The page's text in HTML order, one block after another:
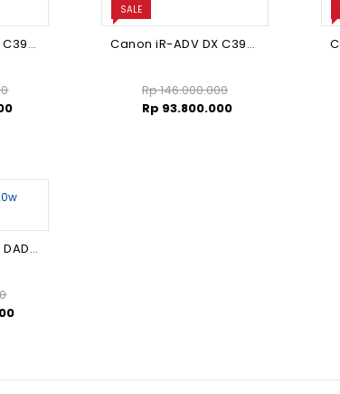
Canon iR-ADV DX C3922i
SALE
Canon iR-ADV DX C3926i
Rp146.000.000
Rp 93.800.000
Canon iR2520w + DADF (Clearance Sale)